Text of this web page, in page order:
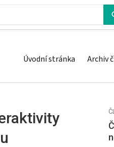
Úvodní stránka Archiv